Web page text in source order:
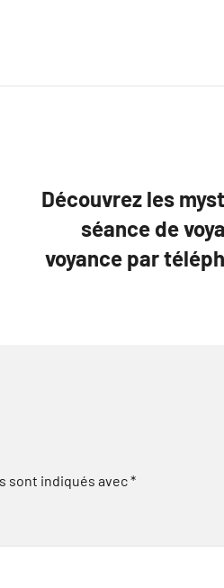
Découvrez les
séance de
voyance par
sont indiqués avec*